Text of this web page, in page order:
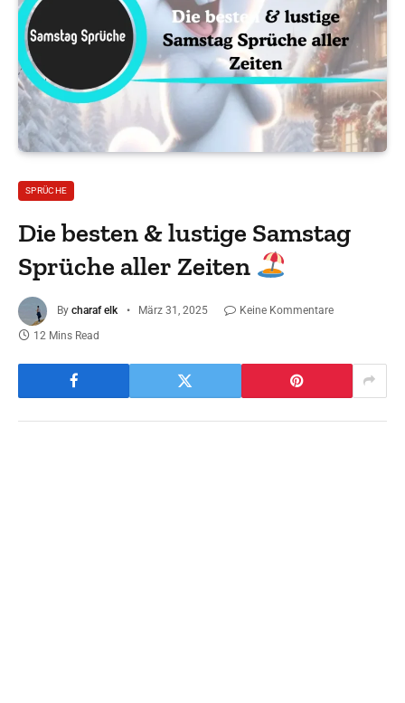
SPRÜCHE
Die besten & lustige Samstag
Sprüche aller Zeiten
By charaf elk März 31, 2025
Keine Kommentare
12 Mins Read